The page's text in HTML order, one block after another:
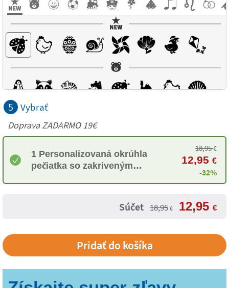
5 Vybrať
Doprava ZADARMO 19€
1 Personalizovaná okrúhla
pečiatka so zakriveným
18,95€
12,95 €
-32%
Súčet 18,95 € 12,95 €